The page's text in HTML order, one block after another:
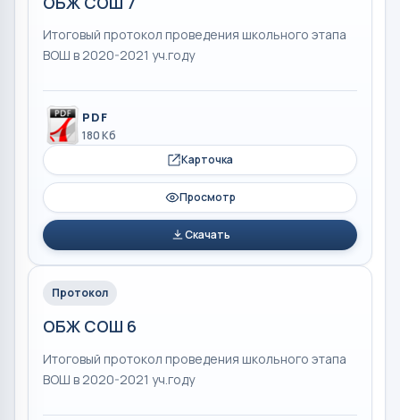
Итоговый протокол проведения школьного этапа
ВОШ в 2020-2021 уч.году
PDF
180 Кб
Карточка
Просмотр
Скачать
Протокол
ОБЖ СОШ 6
Итоговый протокол проведения школьного этапа
ВОШ в 2020-2021 уч.году